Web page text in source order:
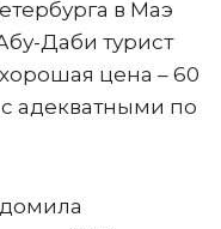
в Маэ
Даби турист
цена – 60
адекватными по